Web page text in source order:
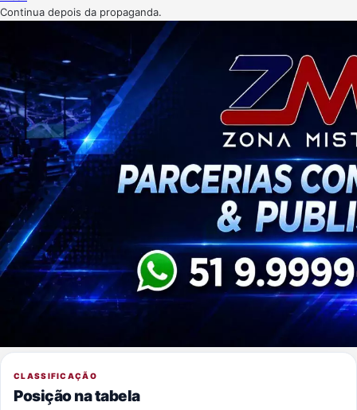
Continua depois da propaganda.
CLASSIFICAÇÃO
Posição na tabela